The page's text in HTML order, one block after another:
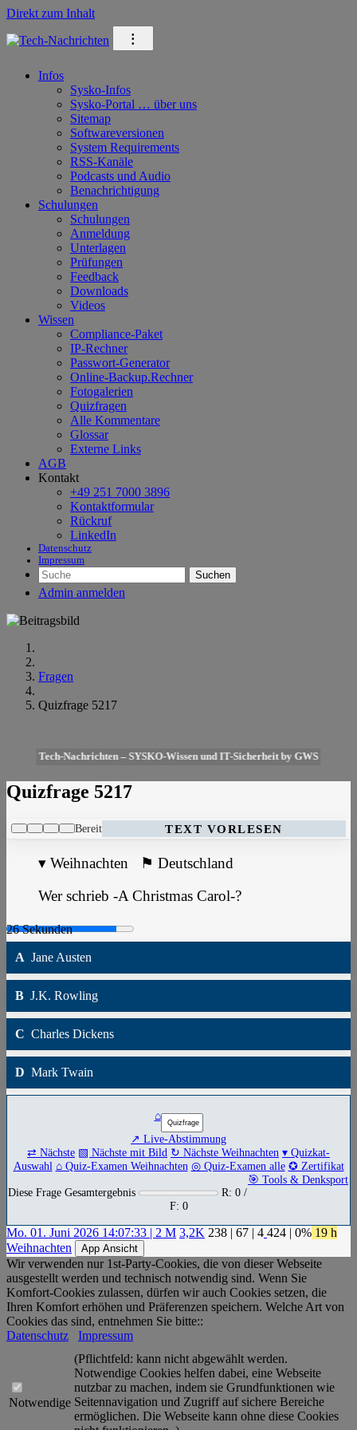
Direkt zum Inhalt
⁝
Infos
Sysko-Infos
Sysko-Portal … über uns
Sitemap
Softwareversionen
System Requirements
RSS-Kanäle
Podcasts und Audio
Benachrichtigung
Schulungen
Schulungen
Anmeldung
Unterlagen
Prüfungen
Feedback
Downloads
Videos
Wissen
Compliance-Paket
IP-Rechner
Passwort-Generator
Online-Backup.Rechner
Fotogalerien
Quizfragen
Alle Kommentare
Glossar
Externe Links
AGB
Kontakt
+49 251 7000 3896
Kontaktformular
Rückruf
LinkedIn
Datenschutz
Impressum
Suchen
Admin anmelden
Fragen
Quizfrage 5217
Tech-Nachrichten – SYSKO-Wissen und IT-Sicherheit by GWS
Quizfrage 5217
Bereit TEXT VORLESEN
▾ Weihnachten ⚑ Deutschland
Wer schrieb -A Christmas Carol-?
A Jane Austen
B J.K. Rowling
C Charles Dickens
D Mark Twain
⌂
↗ Live-Abstimmung
⇄ Nächste ▧ Nächste mit Bild ↻ Nächste Weihnachten ▾ Quizkat-
Auswahl ⌂ Quiz-Examen Weihnachten ◎ Quiz-Examen alle ✪ Zertifikat
🎯 Tools & Denksport
Diese Frage Gesamtergebnis
R: 0 /
F: 0
Mo. 01. Juni 2026 14:07:33 | 2 M 3,2K 238 | 67 | 4 424 | 0% 19 h
Weihnachten
App Ansicht
Wir verwenden nur 1st-Party-Cookies, die von dieser Webseite
ausgestellt werden und technisch notwendig sind. Wenn Sie
Komfort-Cookies zulassen, dürfen wir auch Cookies setzen, die
Ihren Komfort erhöhen und Präferenzen speichern. Welche Art von
Cookies das sind, entnehmen Sie bitte::
Datenschutz
Impressum
Notwendige
(Pflichtfeld: kann nicht abgewählt werden.
Notwendige Cookies helfen dabei, eine Webseite
nutzbar zu machen, indem sie Grundfunktionen wie
Seitennavigation und Zugriff auf sichere Bereiche
ermöglichen. Die Webseite kann ohne diese Cookies